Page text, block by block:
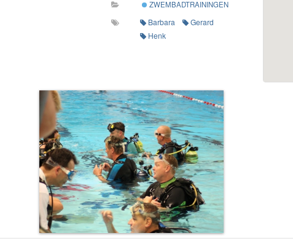
ZWEMBADTRAININGEN
Barbara
Gerard
Henk